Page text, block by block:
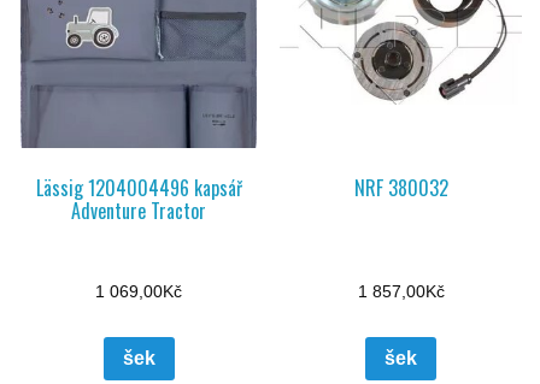
Lässig 1204004496 kapsář
Adventure Tractor
1 069,00Kč
šek
NRF 380032
1 857,00Kč
šek